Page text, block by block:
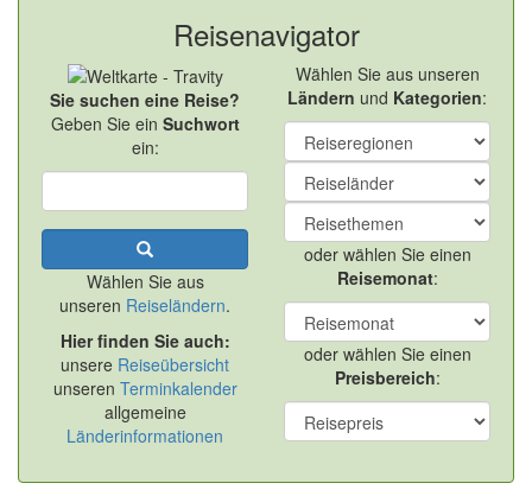
Reisenavigator
Sie suchen eine Reise?
Geben Sie ein Suchwort
ein:
Wählen Sie aus
unseren Reiseländern.
Hier finden Sie auch:
unsere Reiseübersicht
unseren Terminkalender
allgemeine
Länderinformationen
Wählen Sie aus unseren
Ländern und Kategorien:
oder wählen Sie einen
Reisemonat:
oder wählen Sie einen
Preisbereich: